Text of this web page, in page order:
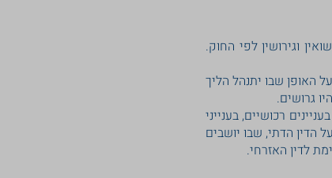
וגירושין לפי החוק.
האופן שבו יתנהל הליך
גרושים.
רכושיים, בענייני
הדין הדתי, שבו יושבים